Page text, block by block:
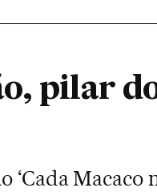
pilar
Macaco